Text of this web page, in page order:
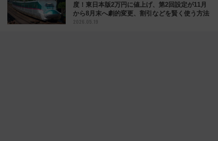
度！東日本版2万円に値上げ、第2回設定が11月
から8月末へ劇的変更、割引などを賢く使う方法
2026.05.19